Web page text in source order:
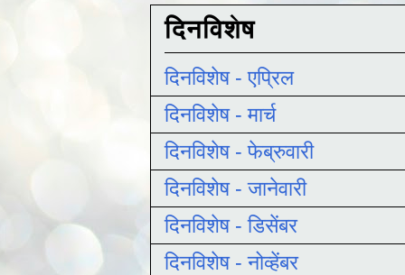
दिनविशेष
दिनविशेष - एप्रिल
दिनविशेष - मार्च
दिनविशेष - फेब्रुवारी
दिनविशेष - जानेवारी
दिनविशेष - डिसेंबर
दिनविशेष - नोव्हेंबर